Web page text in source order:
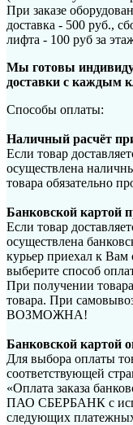
При заказе
доставка - 500 руб.,
лифта - 100 руб за
Мы готовы
доставки с каждым
Способы оплаты:
Наличный расчёт
Если товар
осуществлена
товара обязательно
Банковской картой
Если товар
осуществлена
курьер приехал к
выберите способ
При получении
товара. При
ВОЗМОЖНА!
Банковской картой
Для выбора оплаты
соответствующей
«Оплата заказа
ПАО СБЕРБАНК с
следующих